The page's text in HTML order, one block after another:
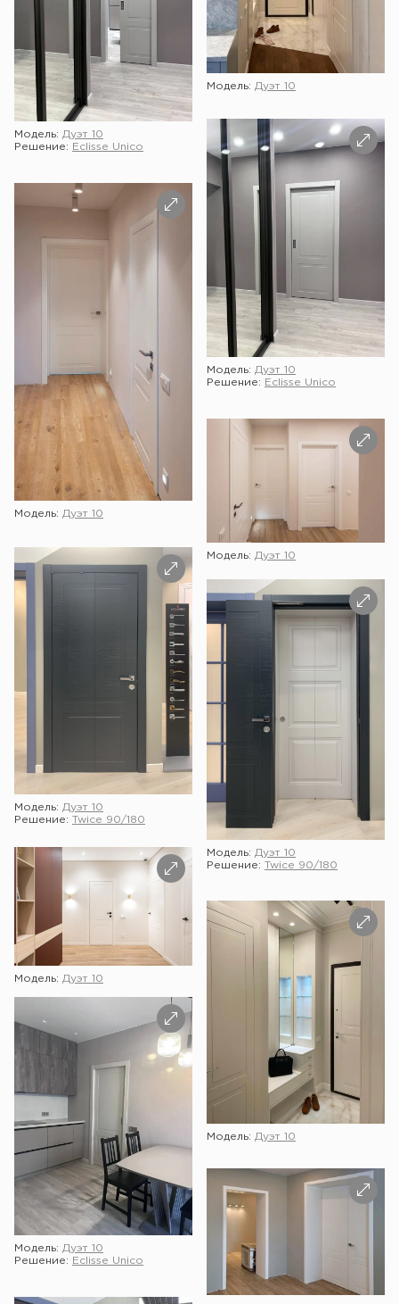
Модель: Дуэт 10
Модель: Дуэт 10
Решение:
Eclisse Unico
Модель: Дуэт 10
Решение:
Eclisse Unico
Модель: Дуэт 10
Модель: Дуэт 10
Модель: Дуэт 10
Решение: Twice 90/180
Модель: Дуэт 10
Решение: Twice 90/180
Модель: Дуэт 10
Модель: Дуэт 10
Модель: Дуэт 10
Решение:
Eclisse Unico